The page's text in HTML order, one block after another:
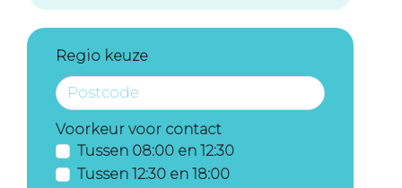
Regio keuze
Voorkeur voor contact
Tussen 08:00 en 12:30
Tussen 12:30 en 18:00